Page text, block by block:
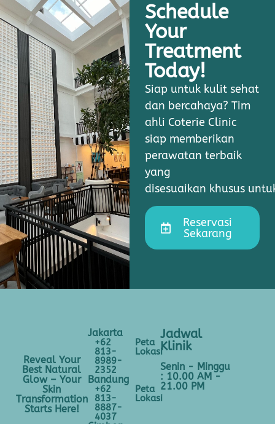
Schedule
Your
Treatment
Today!
Siap untuk kulit sehat
dan bercahaya? Tim
ahli Coterie Clinic
siap memberikan
perawatan terbaik
yang
disesuaikan khusus
Reservasi
Sekarang
Reveal Your
Best Natural
Glow – Your
Skin
Transformation
Starts Here!
Jakarta
+62
813-
8989-
2352
Peta
Lokasi
Bandung
+62
813-
8887-
4037
Peta
Lokasi
Jadwal
Klinik
Senin - Minggu
: 10.00 AM -
21.00 PM